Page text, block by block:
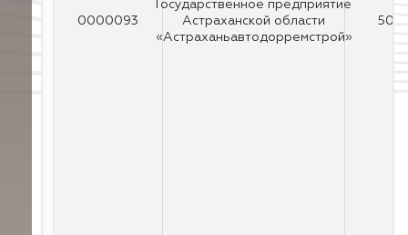
0000093
Государственное предприятие
Астраханской области
«Астраханьавтодорремстрой»
50